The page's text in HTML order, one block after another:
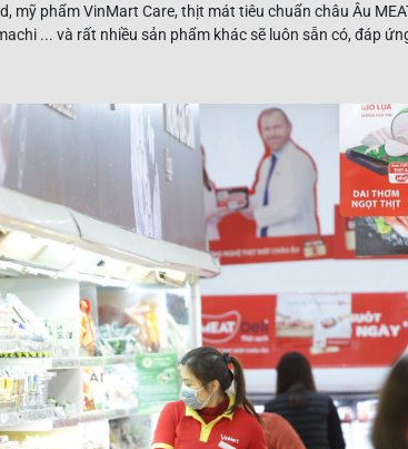
mỹ phẩm VinMart Care, thịt mát tiêu chuẩn châu Âu
... và rất nhiều sản phẩm khác sẽ luôn sẵn có, đáp